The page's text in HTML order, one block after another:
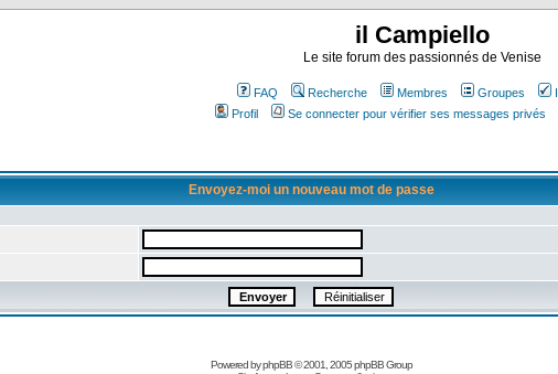
il Campiello
Le site forum des passionnés de Venise
FAQ Recherche Membres Groupes
Profil
Se connecter pour vérifier ses messages privés
Envoyez-moi un nouveau mot de passe
Powered byphpBB© 2001, 2005 phpBB Group